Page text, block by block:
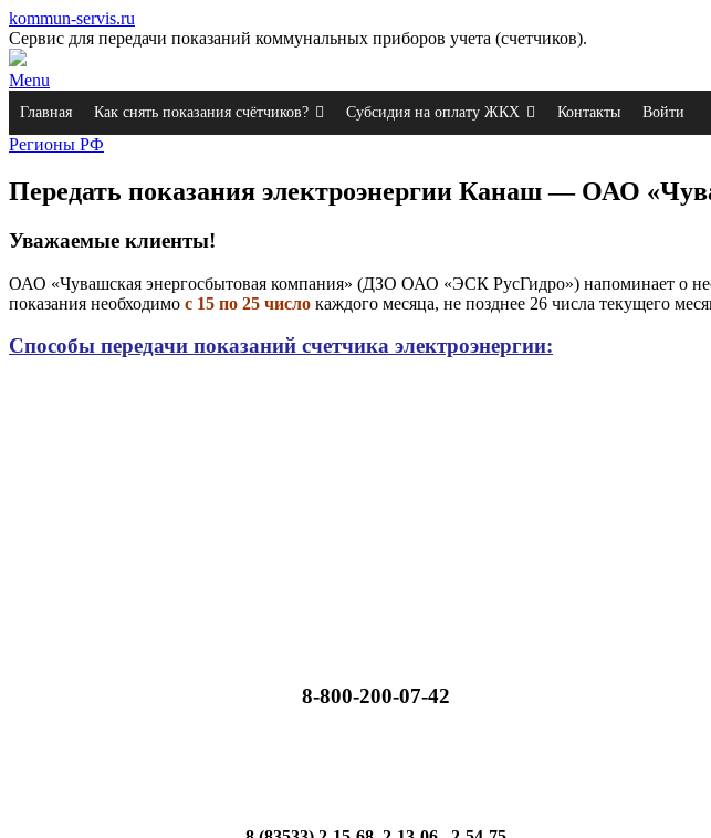
kommun-servis.ru
Сервис для передачи показаний коммунальных приборов учета (счетчиков).
Menu
Главная Как снять показания счётчиков? Субсидия на оплату ЖКХ Контакты Войти
Регионы РФ
Передать показания электроэнергии Канаш — ОАО
Уважаемые клиенты!
ОАО «Чувашская энергосбытовая компания» (ДЗО ОАО «ЭСК РусГидро») напоминает о
показания необходимо с 15 по 25 число каждого месяца, не позднее 26 числа текущего
Способы передачи показаний счетчика электроэнергии:
8-800-200-07-42